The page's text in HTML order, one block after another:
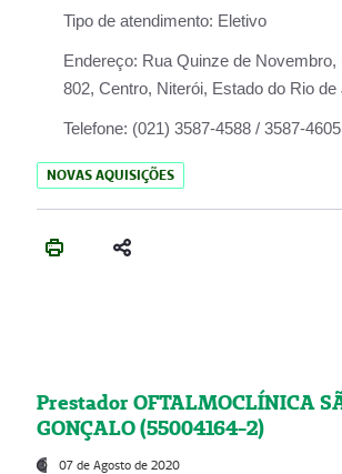
Tipo de atendimento: Eletivo
Endereço: Rua Quinze de Novembro,
802, Centro, Niterói, Estado do Rio de
Telefone: (021) 3587-4588 / 3587-
NOVAS AQUISIÇÕES
Prestador OFTALMOCLÍNICA
GONÇALO (55004164-2)
07 de Agosto de 2020